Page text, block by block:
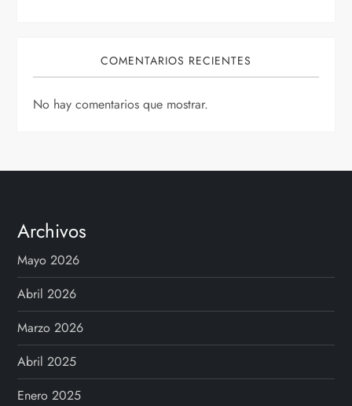
COMENTARIOS RECIENTES
No hay comentarios que mostrar.
Archivos
Mayo 2026
Abril 2026
Marzo 2026
Abril 2025
Enero 2025